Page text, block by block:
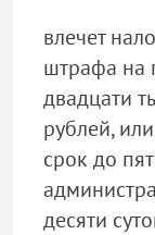
влечет
штрафа на
двадцати
рублей,
срок до
десяти